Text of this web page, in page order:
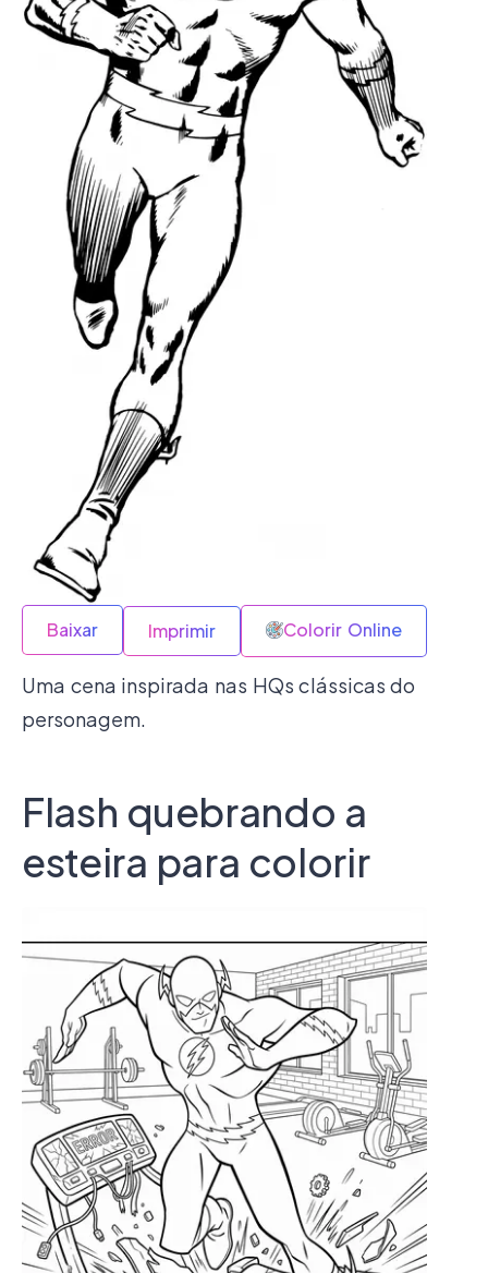
Baixar Imprimir Colorir Online
Uma cena inspirada nas HQs clássicas do
personagem.
Flash quebrando a
esteira para colorir